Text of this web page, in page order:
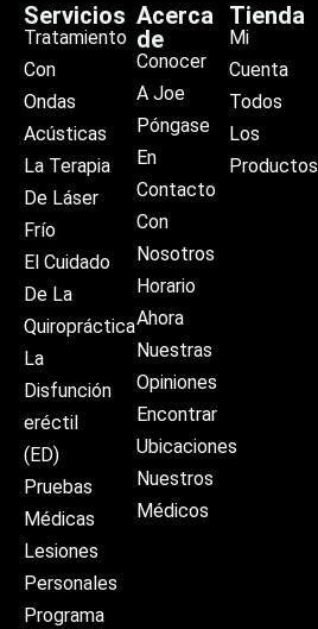
Servicios
Tratamiento
Con
Ondas
Acústicas
La Terapia
De Láser
Frío
El Cuidado
De La
Quiropráctica
La
Disfunción
eréctil
(ED)
Pruebas
Médicas
Lesiones
Personales
Programa
Acerca
de
Conocer
A Joe
Póngase
En
Contacto
Con
Nosotros
Horario
Ahora
Nuestras
Opiniones
Encontrar
Ubicaciones
Nuestros
Médicos
Tienda
Mi
Cuenta
Todos
Los
Productos